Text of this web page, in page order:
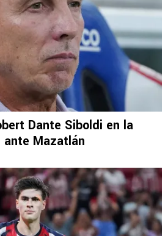
Dante Siboldi en la
Mazatlán